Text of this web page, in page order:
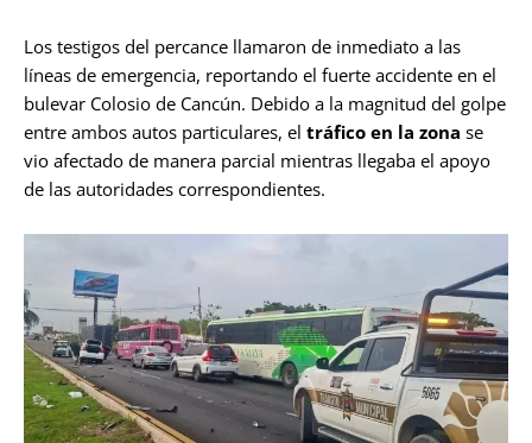
Los testigos del percance llamaron de inmediato a las
líneas de emergencia, reportando el fuerte accidente en el
bulevar Colosio de Cancún. Debido a la magnitud del golpe
entre ambos autos particulares, el tráfico en la zona se
vio afectado de manera parcial mientras llegaba el apoyo
de las autoridades correspondientes.